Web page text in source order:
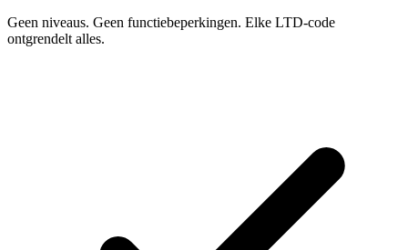
Geen niveaus. Geen functiebeperkingen. Elke LTD-code
ontgrendelt alles.